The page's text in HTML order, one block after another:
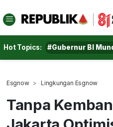
Hot Topics: #Gubernur BI
Esgnow Lingkungan Esgnow
Tanpa